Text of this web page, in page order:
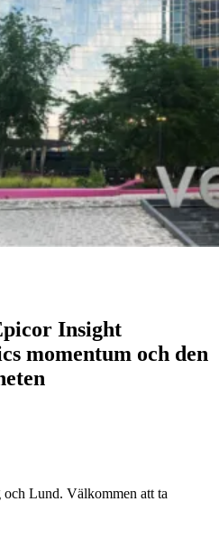
Insight
momentum och den
Lund. Välkommen att ta